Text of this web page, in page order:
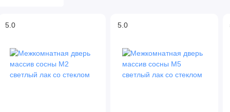
5.0 5.0